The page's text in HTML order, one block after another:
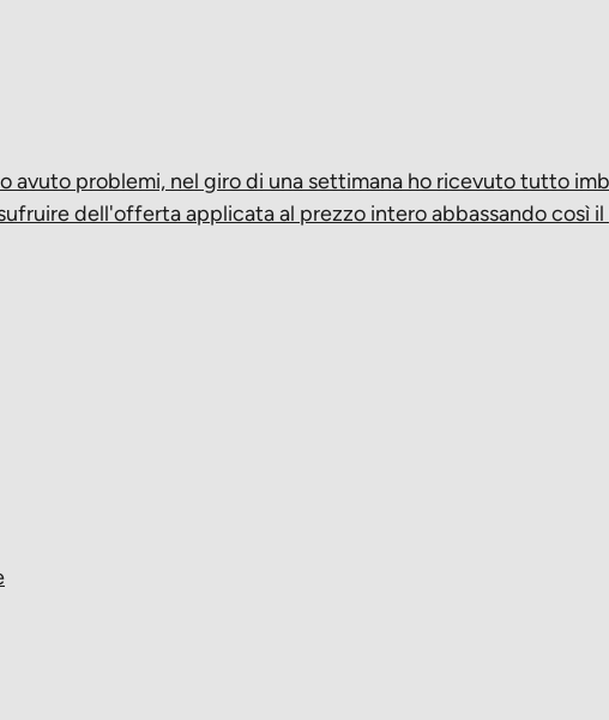
avuto problemi, nel giro di una settimana ho ricevuto tutto
dell'offerta applicata al prezzo intero abbassando così